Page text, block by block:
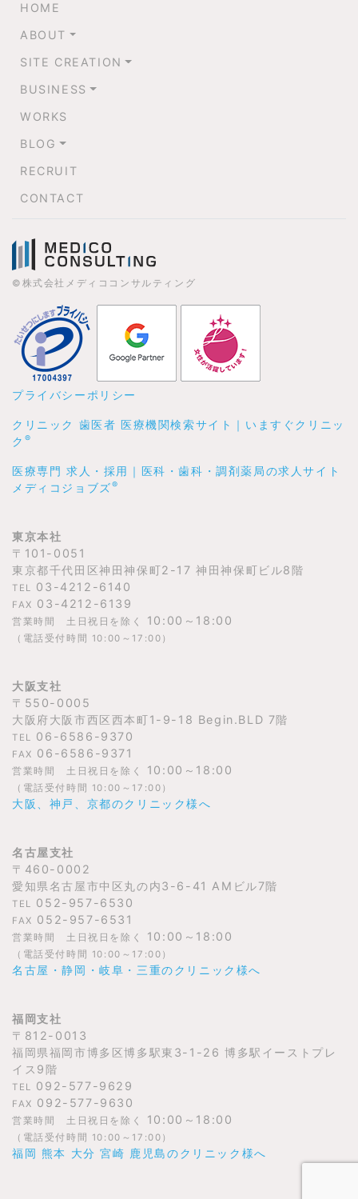
HOME
ABOUT
SITE CREATION
BUSINESS
WORKS
BLOG
RECRUIT
CONTACT
©株式会社メディココンサルティング
プライバシーポリシー
クリニック 歯医者 医療機関検索サイト｜いますぐクリニッ
ク ®
医療専門 求人・採用｜医科・歯科・調剤薬局の求人サイト
メディコジョブズ®
東京本社
〒101-0051
東京都千代田区神田神保町2-17 神田神保町ビル8階
TEL 03-4212-6140
FAX 03-4212-6139
営業時間 土日祝日を除く 10:00～18:00
（電話受付時間 10:00～17:00）
大阪支社
〒550-0005
大阪府大阪市西区西本町1-9-18 Begin.BLD 7階
TEL 06-6586-9370
FAX 06-6586-9371
営業時間 土日祝日を除く 10:00～18:00
（電話受付時間 10:00～17:00）
大阪、神戸、京都のクリニック様へ
名古屋支社
〒460-0002
愛知県名古屋市中区丸の内3-6-41 AMビル7階
TEL 052-957-6530
FAX 052-957-6531
営業時間 土日祝日を除く 10:00～18:00
（電話受付時間 10:00～17:00）
名古屋・静岡・岐阜・三重のクリニック様へ
福岡支社
〒812-0013
福岡県福岡市博多区博多駅東3-1-26 博多駅イーストプレ
イス9階
TEL 092-577-9629
FAX 092-577-9630
営業時間 土日祝日を除く 10:00～18:00
（電話受付時間 10:00～17:00）
福岡 熊本 大分 宮崎 鹿児島のクリニック様へ